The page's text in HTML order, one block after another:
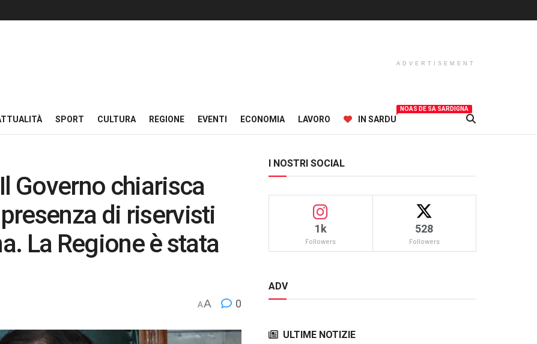
ADVERTISEMENT
SPORT CULTURA REGIONE EVENTI ECONOMIA LAVORO IN SARDU
NOAS DE SA SARDIGNA
Governo chiarisca
di riservisti
La Regione è stata
AA 0
I NOSTRI SOCIAL
1k
Followers
528
Followers
ADV
ULTIME NOTIZIE